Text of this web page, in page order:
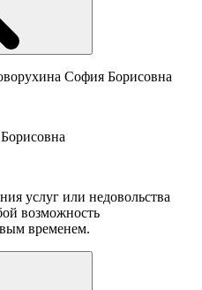
София Борисовна
услуг или недовольства
возможность
временем.